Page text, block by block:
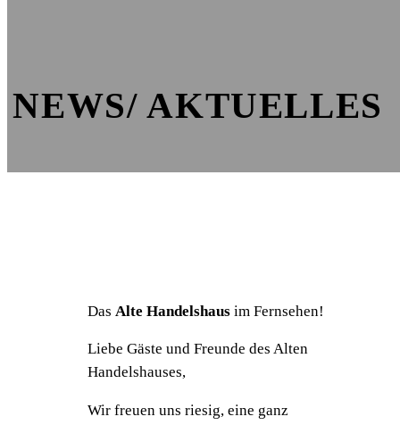
NEWS/ AKTUELLES
Das Alte Handelshausim Fernsehen!
Liebe Gäste und Freunde des Alten
Handelshauses,
Wir freuen uns riesig, eine ganz